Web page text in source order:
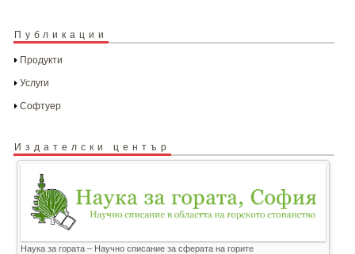
Публикации
Продукти
Услуги
Софтуер
Издателски център
Наука за гората – Научно списание за сферата на горите